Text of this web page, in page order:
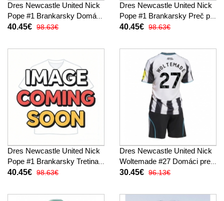
Dres Newcastle United Nick
Pope #1 Brankarsky Domáci
pre deti 2025-26 Dlhy Rukáv
40.45€ 98.63€
Dres Newcastle United Nick
Pope #1 Brankarsky Preč pre
deti 2025-26 Dlhy Rukáv (+
40.45€ 98.63€
Dres Newcastle United Nick
Pope #1 Brankarsky Tretina
pre deti 2025-26 Dlhy Rukáv
40.45€ 98.63€
Dres Newcastle United Nick
Woltemade #27 Domáci pre
deti 2025-26 Krátky Rukáv (+
30.45€ 96.13€